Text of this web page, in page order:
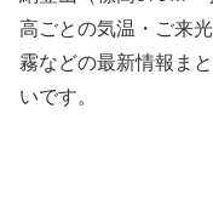
高ごとの気温・ご来
霧などの最新情報ま
いです。